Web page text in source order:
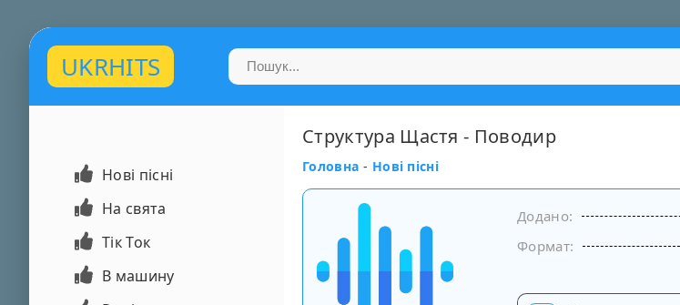
UKRHITS
Нові пісні
На свята
Тік Ток
В машину
Структура Щастя - Поводир
Головна - Нові пісні
Додано:
Формат: